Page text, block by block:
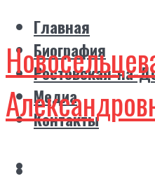
Главная
Биография
Ростовская-на-
Медиа
Контакты